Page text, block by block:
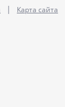
| Карта сайта